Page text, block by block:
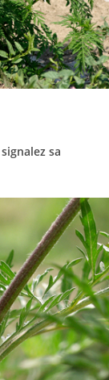
signalez sa